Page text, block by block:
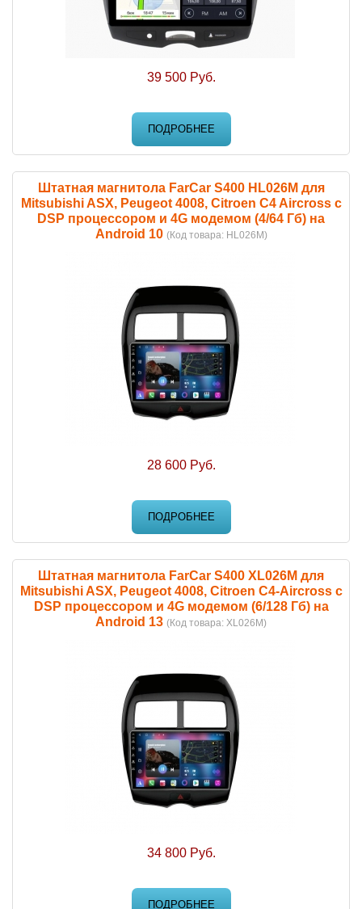
39 500 Руб.
ПОДРОБНЕЕ
Штатная магнитола FarCar S400 HL026M для
Mitsubishi ASX, Peugeot 4008, Citroen C4 Aircross с
DSP процессором и 4G модемом (4/64 Гб) на
Android 10 (Код товара: HL026M)
28 600 Руб.
ПОДРОБНЕЕ
Штатная магнитола FarCar S400 XL026M для
Mitsubishi ASX, Peugeot 4008, Citroen C4-Aircross с
DSP процессором и 4G модемом (6/128 Гб) на
Android 13 (Код товара: XL026M)
34 800 Руб.
ПОДРОБНЕЕ